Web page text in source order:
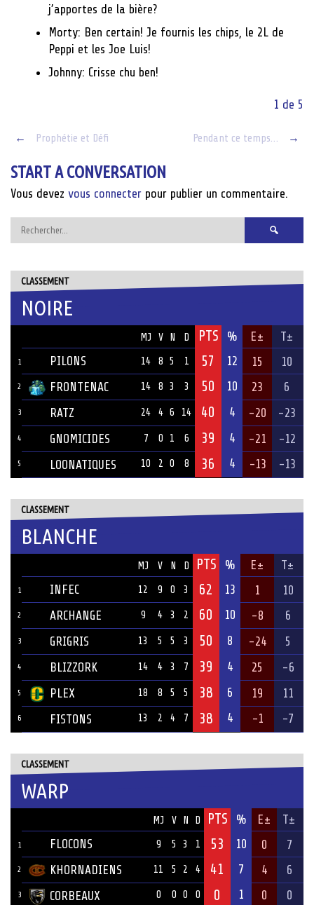
j’apportes de la bière?
Morty: Ben certain! Je fournis les chips, le 2L de
Peppi et les Joe Luis!
Johnny: Crisse chu ben!
1 de 5
Post
navigation
← Prophétie et Défi Pendant ce temps… →
START A CONVERSATION
Vous devez vous connecter pour publier un commentaire.
Rechercher :
CLASSEMENT
NOIRE
MJ V N D PTS % E± T±
1 PILONS 14 8 5 1 57 12 15 10
2 FRONTENAC 14 8 3 3 50 10 23 6
3 RATZ 24 4 6 14 40 4 -20 -23
4 GNOMICIDES 7 0 1 6 39 4 -21 -12
5 LOONATIQUES 10 2 0 8 36 4 -13 -13
CLASSEMENT
BLANCHE
MJ V N D PTS % E± T±
1 INFEC 12 9 0 3 62 13 1 10
2 ARCHANGE 9 4 3 2 60 10 -8 6
3 GRIGRIS 13 5 5 3 50 8 -24 5
4 BLIZZORK 14 4 3 7 39 4 25 -6
5 PLEX 18 8 5 5 38 6 19 11
6 FISTONS 13 2 4 7 38 4 -1 -7
CLASSEMENT
WARP
MJ V N D PTS % E± T±
1 FLOCONS 9 5 3 1 53 10 0 7
2 KHORNADIENS 11 5 2 4 41 7 4 6
3 CORBEAUX 0 0 0 0 0 1 0 0